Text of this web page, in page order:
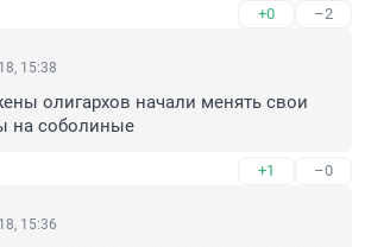
+0 –2
15:38
олигархов начали менять свои
на соболиные
+1 –0
15:36